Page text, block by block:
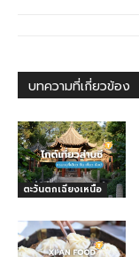
o
k
er
บทความที่เกี่ยวข้อง
ตะวันตกเฉียงเหนือ